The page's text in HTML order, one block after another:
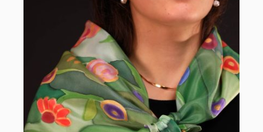
AÑADIR AL CARRITO / DETALLES